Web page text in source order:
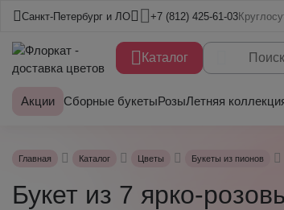
Санкт-Петербург и ЛО +7 (812) 425-61-03
Каталог
Акции Сборные букетыРозыЛетняя
Главная Каталог Цветы Букеты из пионов
Букет из 7 ярко-